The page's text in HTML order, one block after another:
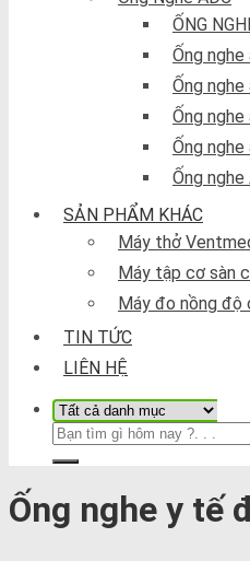
ỐNG
Ống nghe
Ống
Ống
Ống
Ống nghe
SẢN PHẨM KHÁC
Máy thở
Máy tập cơ sàn
Máy đo nồng độ
TIN TỨC
LIÊN HỆ
Ống nghe y tế